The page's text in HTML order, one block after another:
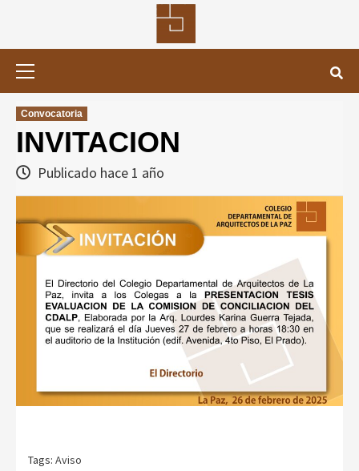
contenido
Convocatoria
INVITACION
Publicado hace 1 año
Tags: Aviso